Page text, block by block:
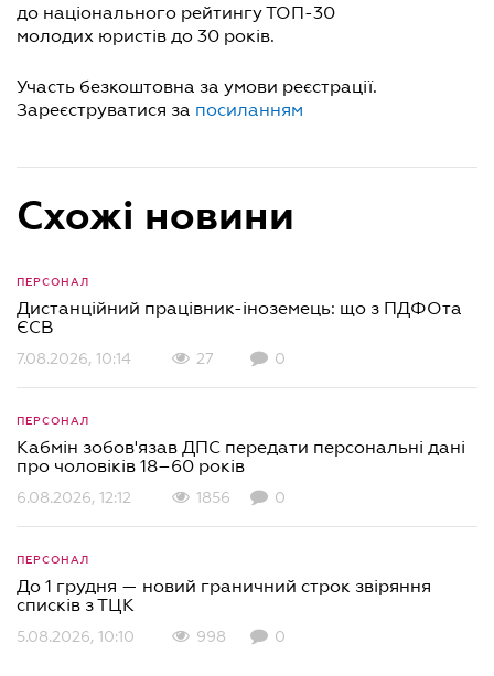
до національного рейтингу ТОП-30
молодих юристів до 30 років.
Участь безкоштовна за умови реєстрації.
Зареєструватися за посиланням
Схожі новини
ПЕРСОНАЛ
Дистанційний працівник-іноземець: що з ПДФОта
ЄСВ
7.08.2026, 10:14 27 0
ПЕРСОНАЛ
Кабмін зобов'язав ДПС передати персональні дані
про чоловіків 18–60 років
6.08.2026, 12:12 1856 0
ПЕРСОНАЛ
До 1 грудня — новий граничний строк звіряння
списків з ТЦК
5.08.2026, 10:10 998 0